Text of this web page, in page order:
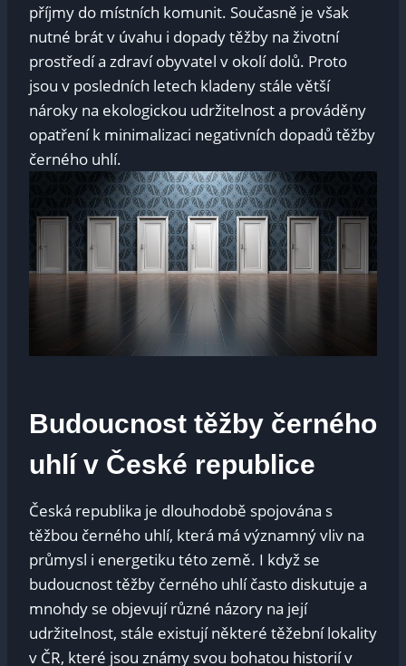
příjmy do místních komunit. Současně je však
nutné brát v úvahu i dopady těžby na životní
prostředí a zdraví obyvatel v okolí dolů. Proto
jsou v posledních letech kladeny stále větší
nároky na ekologickou udržitelnost a prováděny
opatření k minimalizaci negativních dopadů těžby
černého uhlí.
Budoucnost těžby černého
uhlí v České republice
Česká republika je dlouhodobě spojována s
těžbou černého uhlí, která má významný vliv na
průmysl i energetiku této země. I když se
budoucnost těžby černého uhlí často diskutuje a
mnohdy se objevují různé názory na její
udržitelnost, stále existují některé těžební lokality
v ČR, které jsou známy svou bohatou historií v